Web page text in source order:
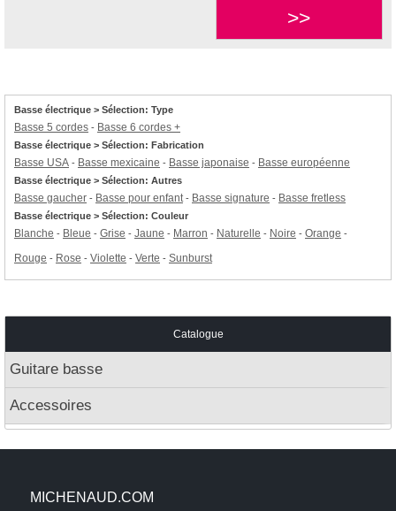
>>
Basse électrique > Sélection: Type
Basse 5 cordes - Basse 6 cordes +
Basse électrique > Sélection: Fabrication
Basse USA - Basse mexicaine - Basse japonaise - Basse européenne
Basse électrique > Sélection: Autres
Basse gaucher - Basse pour enfant - Basse signature - Basse fretless
Basse électrique > Sélection: Couleur
Blanche - Bleue - Grise - Jaune - Marron - Naturelle - Noire - Orange -
Rouge - Rose - Violette - Verte - Sunburst
Catalogue
Guitare basse
Accessoires
MICHENAUD.COM